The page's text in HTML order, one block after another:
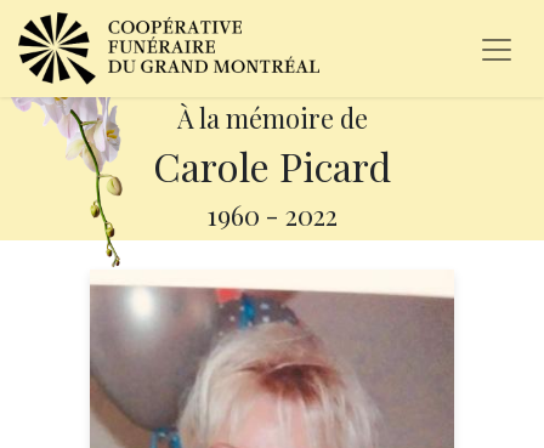
À la mémoire de
Carole Picard
1960 - 2022